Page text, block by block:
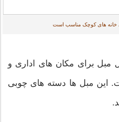
خانه های کوچک مناسب است
مبل برای مکان های اداری و
این مبل ها دسته های چوبی